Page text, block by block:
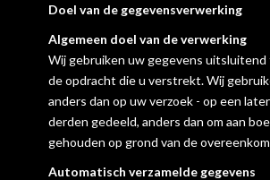
Doel van de gegevensverwerking
Algemeen doel van de verwerking
Wij gebruiken uw gegevens
de opdracht die u verstrekt. Wij
anders dan op uw verzoek - op een
derden gedeeld, anders dan om aan
gehouden op grond van de
Automatisch verzamelde gegevens